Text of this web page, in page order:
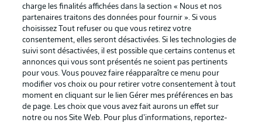
La publicité Conditions d’utilisation des
Mentions Légales Gérer mes préférences
Déclaration de
confidentialité
Diffuseurs
Travaux Contact
Impression Joueurs
charge les finalités affichées dans la section « Nous et nos
partenaires traitons des données pour fournir ». Si vous
choisissez Tout refuser ou que vous retirez votre
consentement, elles seront désactivées. Si les technologies de
suivi sont désactivées, il est possible que certains contenus et
annonces qui vous sont présentés ne soient pas pertinents
pour vous. Vous pouvez faire réapparaître ce menu pour
modifier vos choix ou pour retirer votre consentement à tout
moment en cliquant sur le lien Gérer mes préférences en bas
de page. Les choix que vous avez fait aurons un effet sur
notre ou nos Site Web. Pour plus d’informations, reportez-